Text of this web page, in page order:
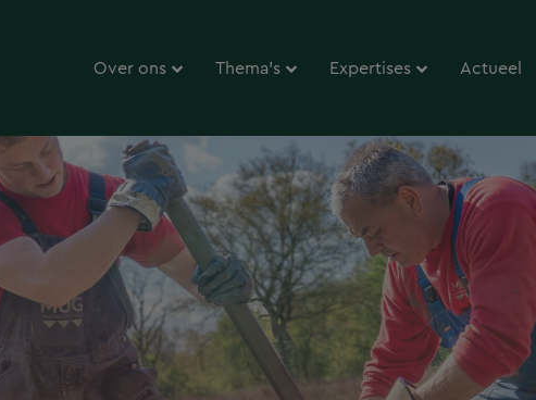
Over ons Thema’s Expertises Actueel